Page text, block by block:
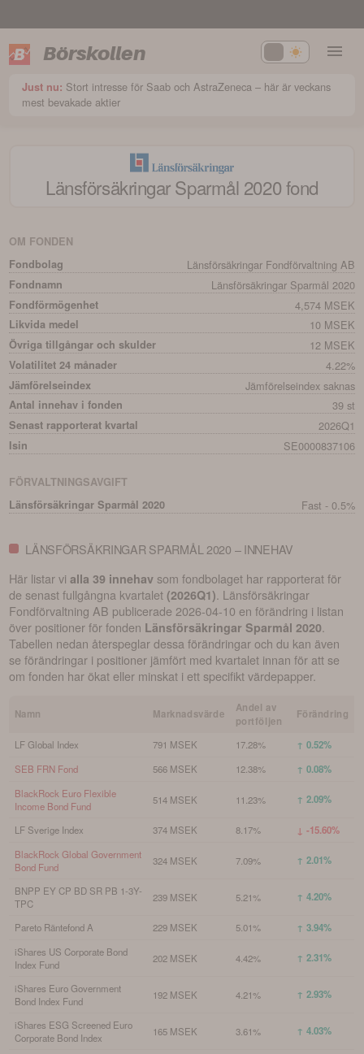
Börskollen
Just nu: Stort intresse för Saab och AstraZeneca – här är veckans
mest bevakade aktier
Länsförsäkringar Sparmål 2020fond
OM FONDEN
Fondbolag
Länsförsäkringar Fondförvaltning AB
Fondnamn Länsförsäkringar Sparmål 2020
Fondförmögenhet 4,574 MSEK
Likvida medel 10 MSEK
Övriga tillgångar och skulder 12 MSEK
Volatilitet 24 månader 4.22%
Jämförelseindex Jämförelseindex saknas
Antal innehav i fonden 39 st
Senast rapporterat kvartal 2026Q1
Isin SE0000837106
FÖRVALTNINGSAVGIFT
Länsförsäkringar Sparmål 2020
Fast - 0.5%
LÄNSFÖRSÄKRINGAR SPARMÅL 2020 – INNEHAV
Här listar vialla 39 innehav som fondbolaget har rapporterat för
de senast fullgångna kvartalet (2026Q1) Länsförsäkringar
Fondförvaltning AB publicerade 2026-04-10 en förändring i listan
över positioner för fonden Länsförsäkringar Sparmål 2020
Tabellen nedan återspeglar dessa förändringar och du kan även
se förändringar i positioner jämfört med kvartalet innan för att se
om fonden har ökat eller minskat i ett specifikt värdepapper.
Namn Marknadsvärde
Andel av
portföljen
Förändring
LF Global Index 791 MSEK 17.28% ↑ 0.52%
SEB FRN Fond 566 MSEK 12.38% ↑ 0.08%
BlackRock Euro Flexible
Income Bond Fund
514 MSEK 11.23% ↑ 2.09%
LF Sverige Index 374 MSEK 8.17% ↓ -15.60%
BlackRock Global Government
Bond Fund
324 MSEK 7.09% ↑ 2.01%
BNPP EY CP BD SR PB 1-3Y-
TPC
239 MSEK 5.21% ↑ 4.20%
Pareto Räntefond A 229 MSEK 5.01% ↑ 3.94%
iShares US Corporate Bond
Index Fund
202 MSEK 4.42% ↑ 2.31%
iShares Euro Government
Bond Index Fund
192 MSEK 4.21% ↑ 2.93%
iShares ESG Screened Euro
Corporate Bond Index
165 MSEK 3.61% ↑ 4.03%